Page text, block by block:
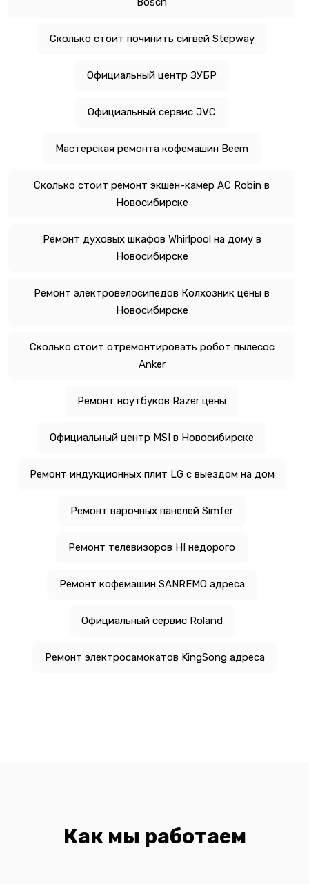
Сколько стоит починить сигвей Stepway
Официальный центр ЗУБР
Официальный сервис JVC
Мастерская ремонта кофемашин Beem
Сколько стоит ремонт экшен-камер AC Robin в
Новосибирске
Ремонт духовых шкафов Whirlpool на дому в
Новосибирске
Ремонт электровелосипедов Колхозник цены в
Новосибирске
Сколько стоит отремонтировать робот пылесос
Anker
Ремонт ноутбуков Razer цены
Официальный центр MSI в Новосибирске
Ремонт индукционных плит LG с выездом на дом
Ремонт варочных панелей Simfer
Ремонт телевизоров HI недорого
Ремонт кофемашин SANREMO адреса
Официальный сервис Roland
Ремонт электросамокатов KingSong адреса
Как мы работаем